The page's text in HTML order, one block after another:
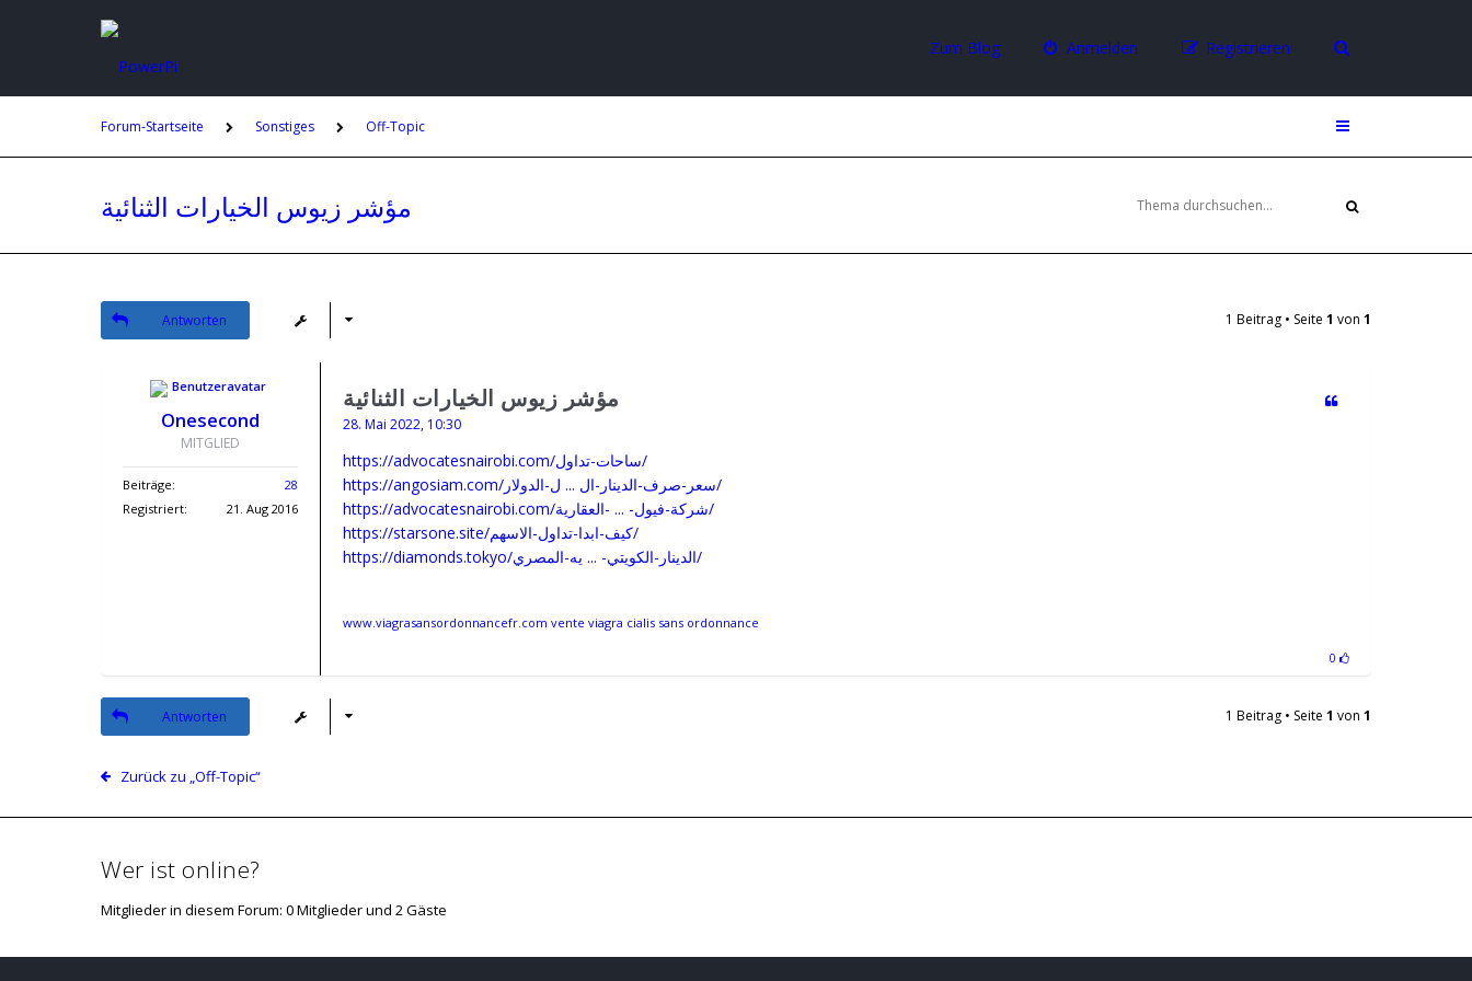
Zum Blog Anmelden Registrieren
Forum-Startseite Sonstiges Off-Topic
مؤشر زيوس الخيارات الثنائية
Antworten 1 Beitrag • Seite 1 von 1
Onesecond
MITGLIED
Beiträge:
28
Registriert:
21. Aug 2016
مؤشر زيوس الخيارات الثنائية
28. Mai 2022, 10:30
https://advocatesnairobi.com/ساحات-تداول/
https://angosiam.com/سعر-صرف-الدينار-ال ... ل-الدولار/
https://advocatesnairobi.com/شركة-فيول- ... -العقارية/
https://starsone.site/كيف-ابدا-تداول-الاسهم/
https://diamonds.tokyo/الدينار-الكويتي- ... يه-المصري/
www.viagrasansordonnancefr.com vente viagra cialis sans ordonnance
0
Antworten 1 Beitrag • Seite 1 von 1
Zurück zu „Off-Topic“
Wer ist online?
Mitglieder in diesem Forum: 0 Mitglieder und 2 Gäste